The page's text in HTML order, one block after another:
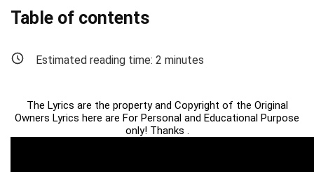
Table of contents
Estimated reading time: 2 minutes
The Lyrics are the property and Copyright of the Original
Owners Lyrics here are For Personal and Educational Purpose
only! Thanks .